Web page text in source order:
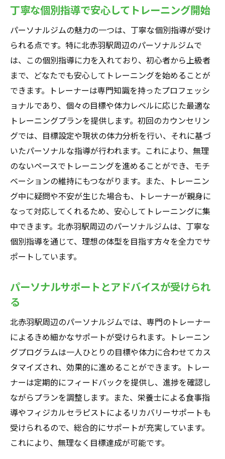
時間に縛られないトレーニングが可能なジ
24時間いつでも利用できるパーソナルジム
忙しい方におすすめの24時間営業ジム
北赤羽駅近くの便利な24時間営業パーソナ
ルジム
仕事後でも通える24時間営業のジム一覧
女性専用あり北赤羽駅周辺のパーソナルジムで
安心トレーニング
女性専用パーソナルジムの特徴
女性が安心して通えるジムの条件
女性トレーナーがいるパーソナルジム
北赤羽駅周辺の女性専用パーソナルジム一
覧
女性向けトレーニングプログラムを提供す
るジム
選び方
ジムで目標達成
上級者向けの高度なトレーニング指導
専門知識豊富なトレーナーがいるジム
上級者向けプログラムが充実したパーソナ
ルジム
北赤羽駅周辺の上級者向けパーソナルジム
一覧
目標達成のための専門指導が受けられるジ
ム
丁寧な個別指導で安心してトレーニング開始
パーソナルジムの魅力の一つは、丁寧な個別指導が受け
られる点です。特に北赤羽駅周辺のパーソナルジムで
は、この個別指導に力を入れており、初心者から上級者
まで、どなたでも安心してトレーニングを始めることが
できます。トレーナーは専門知識を持ったプロフェッシ
ョナルであり、個々の目標や体力レベルに応じた最適な
トレーニングプランを提供します。初回のカウンセリン
グでは、目標設定や現状の体力分析を行い、それに基づ
いたパーソナルな指導が行われます。これにより、無理
のないペースでトレーニングを進めることができ、モチ
ベーションの維持にもつながります。また、トレーニン
グ中に疑問や不安が生じた場合も、トレーナーが親身に
なって対応してくれるため、安心してトレーニングに集
中できます。北赤羽駅周辺のパーソナルジムは、丁寧な
個別指導を通じて、理想の体型を目指す方々を全力でサ
ポートしています。
パーソナルサポートとアドバイスが受けられ
る
北赤羽駅周辺のパーソナルジムでは、専門のトレーナー
によるきめ細かなサポートが受けられます。トレーニン
グプログラムは一人ひとりの目標や体力に合わせてカス
タマイズされ、効果的に進めることができます。トレー
ナーは定期的にフィードバックを提供し、進捗を確認し
ながらプランを調整します。また、栄養士による食事指
導やフィジカルセラピストによるリカバリーサポートも
受けられるので、総合的にサポートが充実しています。
これにより、無理なく目標達成が可能です。